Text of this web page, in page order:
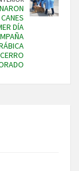
DÍA